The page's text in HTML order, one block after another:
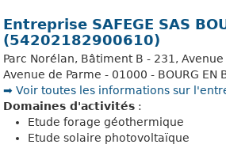
Entreprise SAFEGE SAS
(54202182900610)
Parc Norélan, Bâtiment B - 231,
Avenue de Parme - 01000 - BOURG EN
➡️ Voir toutes les informations sur
Domaines d'activités :
Etude forage géothermique
Etude solaire photovoltaïque